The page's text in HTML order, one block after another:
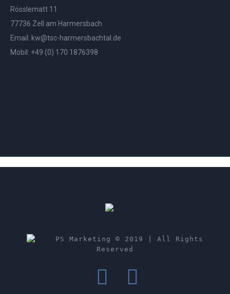
Rösslematt 11
77736 Zell am Harmersbach
Email: kw@tsc-harmersbachtal.de
Mobil: +49 (0) 170 1876398
PS Marketing © 2019 | All Rights
Reserved